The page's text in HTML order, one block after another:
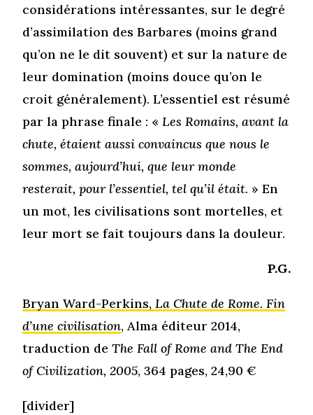
considérations intéressantes, sur le degré
d’assimilation des Barbares (moins grand
qu’on ne le dit souvent) et sur la nature de
leur domination (moins douce qu’on le
croit généralement). L’essentiel est résumé
par la phrase finale : «Les Romains, avant la
chute, étaient aussi convaincus que nous le
sommes, aujourd’hui, que leur monde
resterait, pour l’essentiel, tel qu’il était. » En
un mot, les civilisations sont mortelles, et
leur mort se fait toujours dans la douleur.
P.G.
Bryan Ward-Perkins,La Chute de Rome. Fin
d’une civilisation, Alma éditeur 2014,
traduction deThe Fall of Rome and The End
of Civilization, 2005, 364 pages, 24,90 €
[divider]